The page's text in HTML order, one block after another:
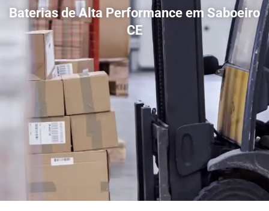
Baterias de Alta Performance em Saboeiro
CE